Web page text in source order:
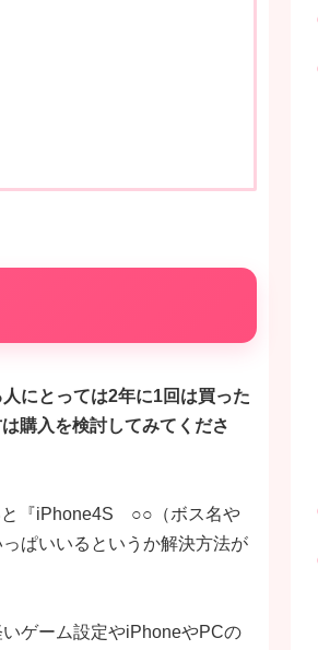
にとっては2年に1回は買った
購入を検討してみてくださ
と『iPhone4S ○○（ボス名や
ぱいいるというか解決方法が
ゲーム設定やiPhoneやPCの